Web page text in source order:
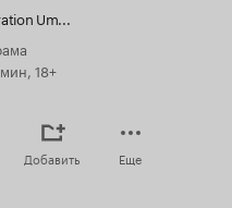
Um...
18+
Добавить Еще